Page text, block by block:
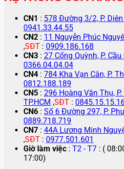
CN1 : 578 Đường 3/2, P. Diên
0941.33.44.55
CN2 : 11 Nguyễn Phúc
,SĐT : 0909.186.168
CN3 : 27 Cống Quỳnh, P.
0366.04.04.04
CN4 : 784 Kha Vạn Cân, P.
0812.188.189
CN5 : 296 Hoàng Văn Thụ,
TP.HCM ,SĐT :
CN6 : Số 6 Đường 297, P.
0889.718.719
CN7 : 44A Lương Minh
,SĐT : 0977.501.601
Giờ làm việc : T2 - T7 : (
17:00)